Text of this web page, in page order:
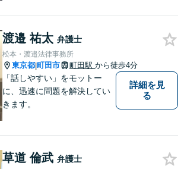
婚・男女問題 交通事故 成
年後見 刑事弁護・被害者代
理
渡邉 祐太 弁護士
松本・渡邉法律事務所
東京都|町田市 町田駅 から徒歩4分
「話しやすい」をモットー
に、迅速に問題を解決してい
きます。
詳細を見
る
草道 倫武 弁護士